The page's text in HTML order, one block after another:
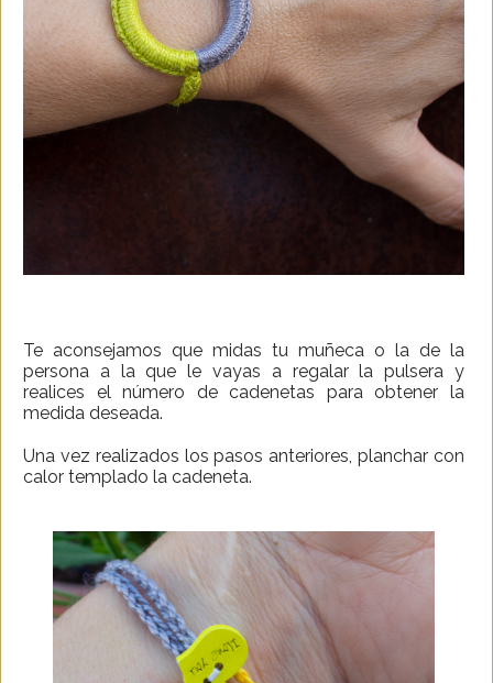
Te aconsejamos que midas tu muñeca o la de la
persona a la que le vayas a regalar la pulsera y
realices el número de cadenetas para obtener la
medida deseada.
Una vez realizados los pasos anteriores, planchar con
calor templado la cadeneta.